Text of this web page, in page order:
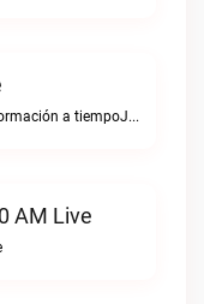
La palabra de Dios y la información a tiempoJazmín Radio live
AM Live